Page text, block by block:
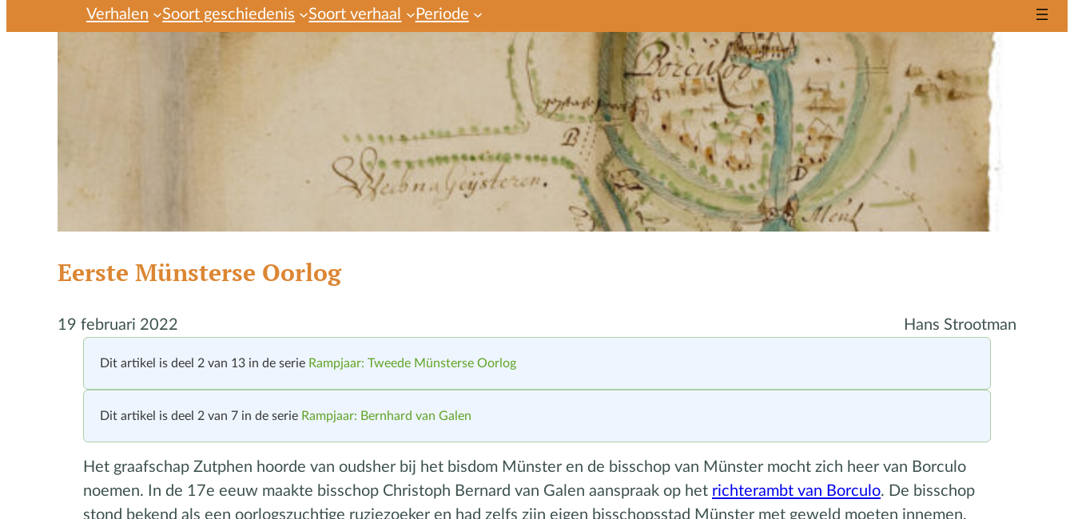
Verhalen Soort geschiedenis Soort verhaal Periode
Eerste Münsterse Oorlog
19 februari 2022 Hans Strootman
Dit artikel is deel 2 van 13 in de serie Rampjaar: Tweede Münsterse Oorlog
Dit artikel is deel 2 van 7 in de serie Rampjaar: Bernhard van Galen
Het graafschap Zutphen hoorde van oudsher bij het bisdom Münster en de bisschop van Münster mocht zich heer van Borculo
noemen. In de 17e eeuw maakte bisschop Christoph Bernard van Galen aanspraak op het richterambt van Borculo. De bisschop
stond bekend als een oorlogszuchtige ruziezoeker en had zelfs zijn eigen bisschopsstad Münster met geweld moeten innemen.